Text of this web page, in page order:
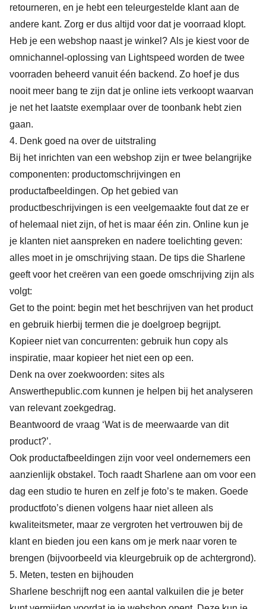
retourneren, en je hebt een teleurgestelde klant aan de
andere kant. Zorg er dus altijd voor dat je voorraad klopt.
Heb je een webshop naast je winkel? Als je kiest voor de
omnichannel-oplossing van Lightspeed worden de twee
voorraden beheerd vanuit één backend. Zo hoef je dus
nooit meer bang te zijn dat je online iets verkoopt waarvan
je net het laatste exemplaar over de toonbank hebt zien
gaan.
4. Denk goed na over de uitstraling
Bij het inrichten van een webshop zijn er twee belangrijke
componenten: productomschrijvingen en
productafbeeldingen. Op het gebied van
productbeschrijvingen is een veelgemaakte fout dat ze er
of helemaal niet zijn, of het is maar één zin. Online kun je
je klanten niet aanspreken en nadere toelichting geven:
alles moet in je omschrijving staan. De tips die Sharlene
geeft voor het creëren van een goede omschrijving zijn als
volgt:
Get to the point: begin met het beschrijven van het product
en gebruik hierbij termen die je doelgroep begrijpt.
Kopieer niet van concurrenten: gebruik hun copy als
inspiratie, maar kopieer het niet een op een.
Denk na over zoekwoorden: sites als
Answerthepublic.com kunnen je helpen bij het analyseren
van relevant zoekgedrag.
Beantwoord de vraag ‘Wat is de meerwaarde van dit
product?’.
Ook productafbeeldingen zijn voor veel ondernemers een
aanzienlijk obstakel. Toch raadt Sharlene aan om voor een
dag een studio te huren en zelf je foto’s te maken. Goede
productfoto’s dienen volgens haar niet alleen als
kwaliteitsmeter, maar ze vergroten het vertrouwen bij de
klant en bieden jou een kans om je merk naar voren te
brengen (bijvoorbeeld via kleurgebruik op de achtergrond).
5. Meten, testen en bijhouden
Sharlene beschrijft nog een aantal valkuilen die je beter